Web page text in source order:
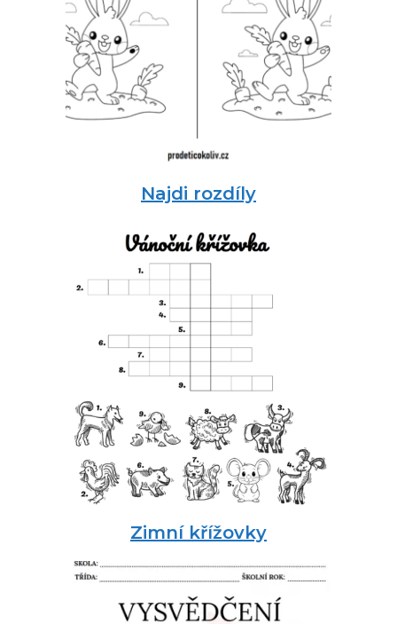
Najdi rozdíly
Zimní křížovky